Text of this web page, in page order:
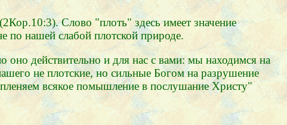
Слово "плоть" здесь имеет значение
по нашей слабой плотской природе.
оно действительно и для нас с вами: мы находимся на
не плотские, но сильные Богом на разрушение
всякое помышление в послушание Христу"